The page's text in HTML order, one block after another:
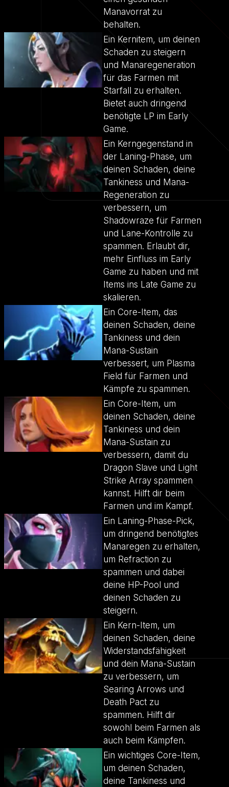
Manavorrat zu
behalten.
Ein Kernitem, um deinen
Schaden zu steigern
und Manaregeneration
für das Farmen mit
Starfall zu erhalten.
Bietet auch dringend
benötigte LP im Early
Game.
Ein Kerngegenstand in
der Laning-Phase, um
deinen Schaden, deine
Tankiness und Mana-
Regeneration zu
verbessern, um
Shadowraze für Farmen
und Lane-Kontrolle zu
spammen. Erlaubt dir,
mehr Einfluss im Early
Game zu haben und mit
Items ins Late Game zu
skalieren.
Ein Core-Item, das
deinen Schaden, deine
Tankiness und dein
Mana-Sustain
verbessert, um Plasma
Field für Farmen und
Kämpfe zu spammen.
Ein Core-Item, um
deinen Schaden, deine
Tankiness und dein
Mana-Sustain zu
verbessern, damit du
Dragon Slave und Light
Strike Array spammen
kannst. Hilft dir beim
Farmen und im Kampf.
Ein Laning-Phase-Pick,
um dringend benötigtes
Manaregen zu erhalten,
um Refraction zu
spammen und dabei
deine HP-Pool und
deinen Schaden zu
steigern.
Ein Kern-Item, um
deinen Schaden, deine
Widerstandsfähigkeit
und dein Mana-Sustain
zu verbessern, um
Searing Arrows und
Death Pact zu
spammen. Hilft dir
sowohl beim Farmen als
auch beim Kämpfen.
Ein wichtiges Core-Item,
um deinen Schaden,
deine Tankiness und